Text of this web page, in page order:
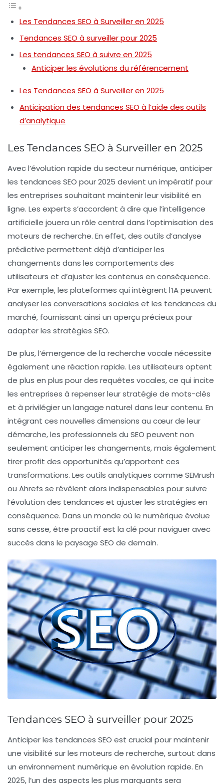
Les Tendances SEO à Surveiller en 2025
Tendances SEO à surveiller pour 2025
Les tendances SEO à suivre en 2025
Anticiper les évolutions du référencement
Les Tendances SEO à Surveiller en 2025
Anticipation des tendances SEO à l’aide des outils
d’analytique
Les Tendances SEO à Surveiller en 2025
Avec l’évolution rapide du secteur numérique, anticiper
les tendances SEO pour 2025 devient un impératif pour
les entreprises souhaitant maintenir leurvisibilité en
ligne. Les experts s’accordent à dire que l’intelligence
artificielle jouera un rôle central dans l’optimisation des
moteurs de recherche. En effet, des outils d’analyse
prédictive permettent déjà d’anticiper les
changements dans les comportements des
utilisateurs et d’ajuster les contenus en conséquence.
Par exemple, les plateformes qui intègrent l’IA peuvent
analyser les conversations sociales et les tendances du
marché, fournissant ainsi un aperçu précieux pour
adapter les stratégies SEO.
De plus, l’émergence de la recherche vocale nécessite
également une réaction rapide. Les utilisateurs optent
de plus en plus pour des requêtes vocales, ce qui incite
les entreprises à repenser leur stratégie de mots-clés
et à privilégier un langage naturel dans leur contenu. En
intégrant ces nouvelles dimensions au cœur de leur
démarche, les professionnels du SEO peuvent non
seulement anticiper les changements, mais également
tirer profit des opportunités qu’apportent ces
transformations. Les outils analytiques comme SEMrush
ou Ahrefs se révèlent alors indispensables pour suivre
l’évolution des tendances et ajuster les stratégies en
conséquence. Dans un monde où le numérique évolue
sans cesse, être proactif est la clé pour naviguer avec
succès dans le paysage SEO de demain.
Tendances SEO à surveiller pour 2025
Anticiper les tendances SEO est crucial pour maintenir
une visibilité sur les moteurs de recherche, surtout dans
un environnement numérique en évolution rapide. En
2025, l’un des aspects les plus marquants sera